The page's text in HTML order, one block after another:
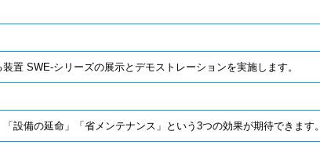
置 SWE-シリーズの展示とデモストレーションを実施します。
設備の延命」「省メンテナンス」という3つの効果が期待できます。